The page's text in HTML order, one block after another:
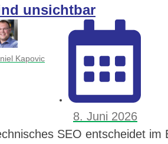
unsichtbar
Kapovic
8. Juni 2026
SEO entscheidet im